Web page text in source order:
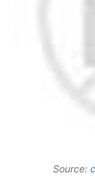
Source: